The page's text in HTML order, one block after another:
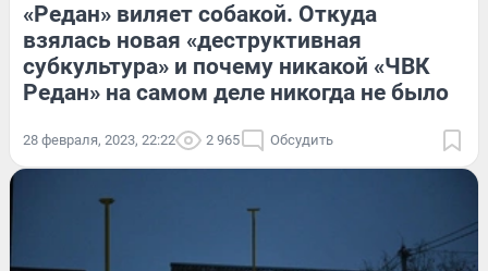
«Редан» виляет собакой. Откуда
взялась новая «деструктивная
субкультура» и почему никакой «ЧВК
Редан» на самом деле никогда не было
28 февраля, 2023, 22:22 2 965 Обсудить